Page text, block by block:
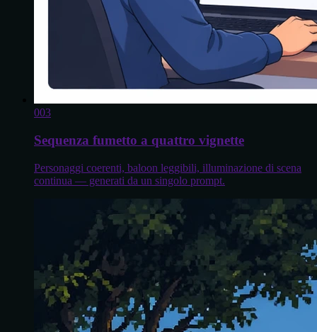
003
Sequenza fumetto a quattro vignette
Personaggi coerenti, baloon leggibili, illuminazione di scena
continua — generati da un singolo prompt.